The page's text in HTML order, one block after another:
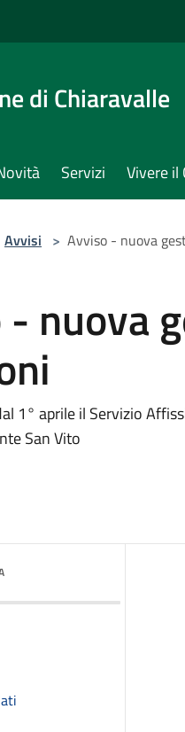
di Chiaravalle
Servizi Vivere il
Avvisi > Avviso - nuova
nuova
1° aprile il Servizio
San Vito